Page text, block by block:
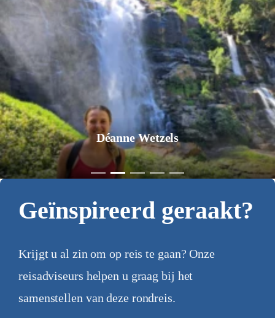
Jurgen Pol
Geïnspireerd geraakt?
Krijgt u al zin om op reis te gaan? Onze
reisadviseurs helpen u graag bij het
samenstellen van deze rondreis.